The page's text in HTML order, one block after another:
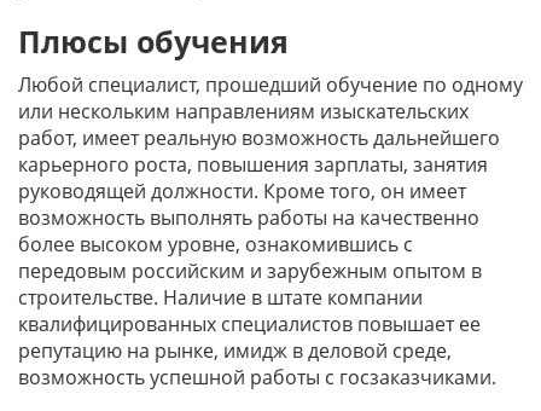
Плюсы обучения
Любой специалист, прошедший обучение по одному
или нескольким направлениям изыскательских
работ, имеет реальную возможность дальнейшего
карьерного роста, повышения зарплаты, занятия
руководящей должности. Кроме того, он имеет
возможность выполнять работы на качественно
более высоком уровне, ознакомившись с
передовым российским и зарубежным опытом в
строительстве. Наличие в штате компании
квалифицированных специалистов повышает ее
репутацию на рынке, имидж в деловой среде,
возможность успешной работы с госзаказчиками.